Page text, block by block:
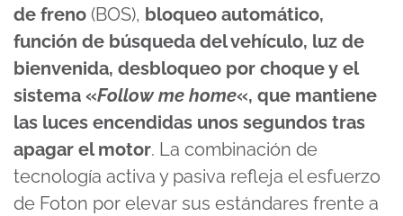
de freno (BOS), bloqueo automático,
función de búsqueda del vehículo, luz de
bienvenida, desbloqueo por choque y el
sistema «Follow me home«, que mantiene
las luces encendidas unos segundos tras
apagar el motor. La combinación de
tecnología activa y pasiva refleja el esfuerzo
de Foton por elevar sus estándares frente a